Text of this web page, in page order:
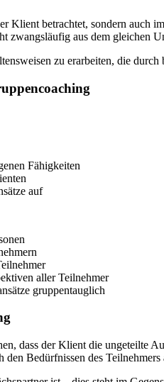
Klient betrachtet, sondern auch
zwangsläufig aus dem gleichen
zu erarbeiten, die
Fähigkeiten
auf
aller Teilnehmer
gruppentauglich
dass der Klient die ungeteilte
Bedürfnissen des